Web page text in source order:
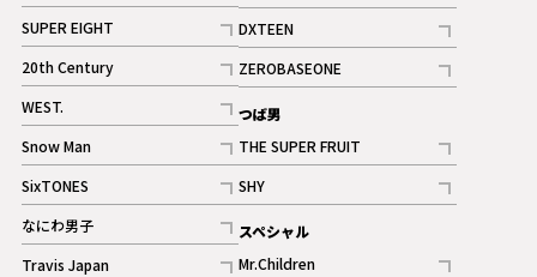
記事
SUPER EIGHT
記事
20th Century
記事
WEST.
記事
Snow Man
記事
ギャラリー
SixTONES
記事
ギャラリー
なにわ男子
記事
Travis Japan
記事
ギャラリー
DXTEEN
記事
ギャラリー
ZEROBASEONE
記事
つば男
THE SUPER FRUIT
記事
SHY
記事
スペシャル
Mr.Children